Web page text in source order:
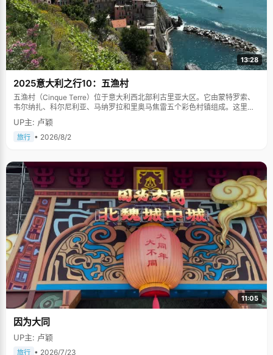
13:28
2025意大利之行10：五渔村
五渔村（Cinque Terre）位于意大利西北部利古里亚大区。它由蒙特罗索、
韦尔纳扎、科尔尼利亚、马纳罗拉和里奥马焦雷五个彩色村镇组成。这里依
山傍海，房屋色彩斑斓，1997年被列为世界文化遗产。
UP主: 卢颖
旅行 • 2026/8/2
11:05
因为大同
UP主: 卢颖
旅行 • 2026/7/23